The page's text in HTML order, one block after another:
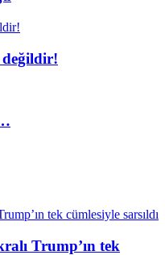
değildir!
Trump’ın tek